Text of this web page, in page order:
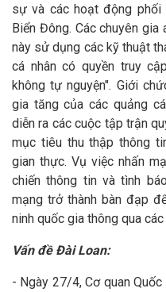
sự và các hoạt động
Biển Đông. Các chuyên
này sử dụng các kỹ thuật
cá nhân có quyền truy
không tự nguyện". Giới
gia tăng của các quảng
diễn ra các cuộc tập trận
mục tiêu thu thập thông
gian thực. Vụ việc nhấn
chiến thông tin và tình
mạng trở thành bàn đạp
ninh quốc gia thông qua
Vấn đề Đài Loan:
- Ngày 27/4, Cơ quan